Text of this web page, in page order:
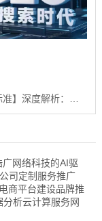
网络科技的AI驱
司定制服务推广
商平台建设品牌推
析云计算服务网